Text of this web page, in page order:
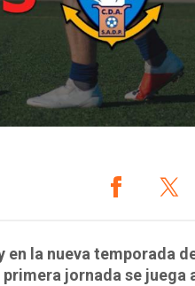
la nueva temporada
jornada se juega